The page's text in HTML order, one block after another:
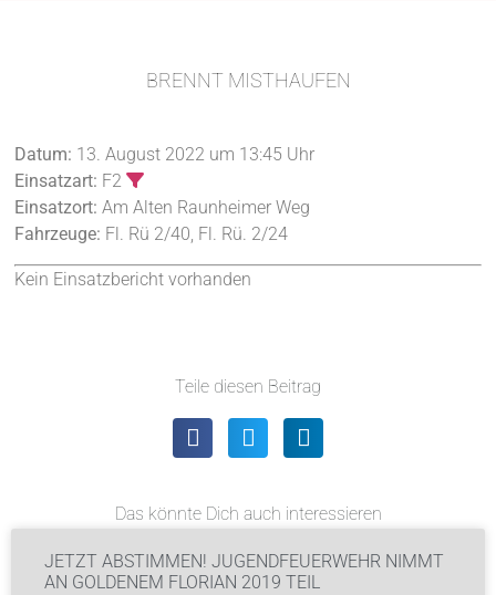
BRENNT MISTHAUFEN
Datum: 13. August 2022 um 13:45 Uhr
Einsatzart: F2
Einsatzort: Am Alten Raunheimer Weg
Fahrzeuge: Fl. Rü 2/40, Fl. Rü. 2/24
Kein Einsatzbericht vorhanden
Teile diesen Beitrag
Das könnte Dich auch interessieren
JETZT ABSTIMMEN! JUGENDFEUERWEHR NIMMT
AN GOLDENEM FLORIAN 2019 TEIL